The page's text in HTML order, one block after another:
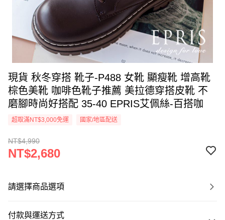
現貨 秋冬穿搭 靴子-P488 女靴 顯瘦靴 增高靴
棕色美靴 咖啡色靴子推薦 美拉德穿搭皮靴 不
磨腳時尚好搭配 35-40 EPRIS艾佩絲-百搭咖
超取滿NT$3,000免運 國家/地區配送
NT$4,990
NT$2,680
請選擇商品選項
付款與運送方式